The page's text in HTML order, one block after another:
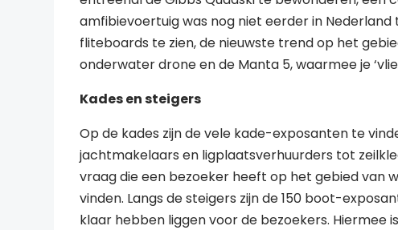
amfibievoertuig was nog niet eerder in
fliteboards te zien, de nieuwste trend op het
onderwater drone en de Manta 5, waarmee je
Kades en steigers
Op de kades zijn de vele kade-exposanten te
jachtmakelaars en ligplaatsverhuurders tot
vraag die een bezoeker heeft op het gebied van
vinden. Langs de steigers zijn de 150 boot-
klaar hebben liggen voor de bezoekers.